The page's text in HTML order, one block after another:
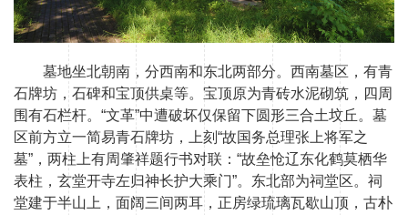
墓地坐北朝南，分西南和东北两部分。西南墓区，有青
石牌坊，石碑和宝顶供桌等。宝顶原为青砖水泥砌筑，四周
围有石栏杆。“文革”中遭破坏仅保留下圆形三合土坟丘。墓
区前方立一简易青石牌坊，上刻“故国务总理张上将军之
墓”，两柱上有周肇祥题行书对联：“故垒怆辽东化鹤莫栖华
表柱，玄堂开寺左归神长护大乘门”。东北部为祠堂区。祠
堂建于半山上，面阔三间两耳，正房绿琉璃瓦歇山顶，古朴